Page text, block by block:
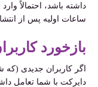
داشته باشد، احتمالاً
ساعات اولیه پس از
بازخورد
اگر کاربران جدیدی (که
دایرکت با شما تعامل